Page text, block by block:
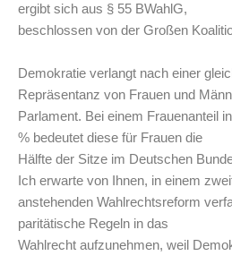
ergibt sich aus § 55 BWahlG,
beschlossen von der Großen
Demokratie verlangt nach einer
Repräsentanz von Frauen und
Parlament. Bei einem Frauenanteil
% bedeutet diese für Frauen die
Hälfte der Sitze im Deutschen
Ich erwarte von Ihnen, in einem
anstehenden Wahlrechtsreform
paritätische Regeln in das
Wahlrecht aufzunehmen, weil